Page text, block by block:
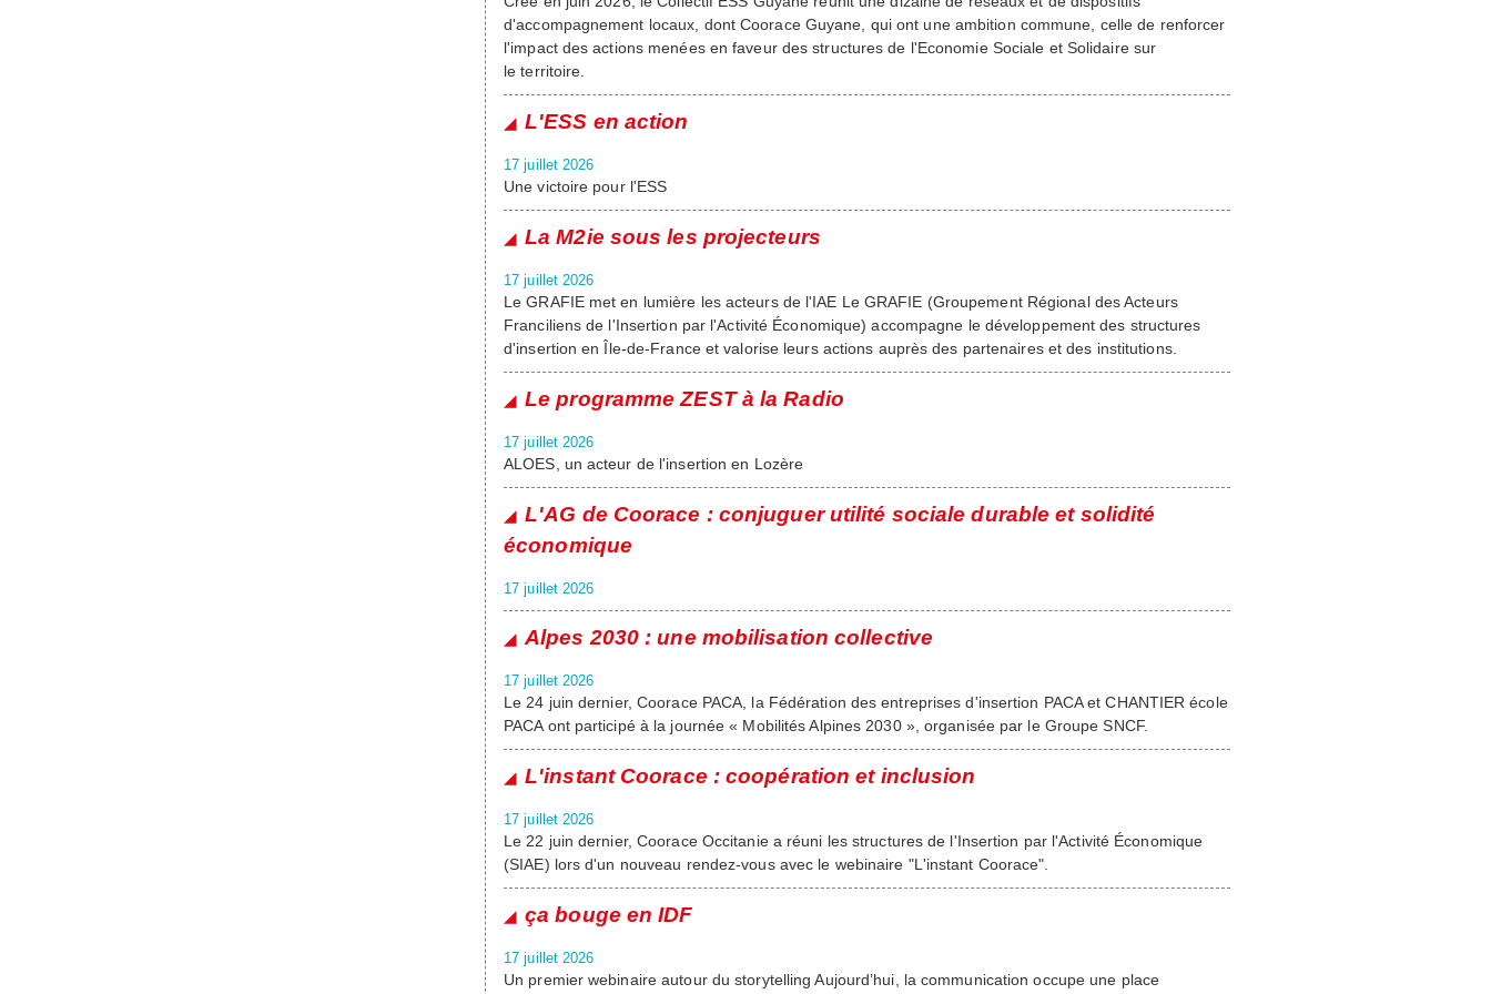
d'accompagnement locaux, dont Coorace Guyane, qui ont une ambition commune, celle de renforcer
l'impact des actions menées en faveur des structures de l'Economie Sociale et Solidaire sur
le territoire.
L'ESS en action
17 juillet 2026
Une victoire pour l'ESS
La M2ie sous les projecteurs
17 juillet 2026
Le GRAFIE met en lumière les acteurs de l'IAE Le GRAFIE (Groupement Régional des Acteurs
Franciliens de l'Insertion par l'Activité Économique) accompagne le développement des structures
d'insertion en Île-de-France et valorise leurs actions auprès des partenaires et des institutions.
Le programme ZEST à la Radio
17 juillet 2026
ALOES, un acteur de l'insertion en Lozère
L'AG de Coorace : conjuguer utilité sociale durable et solidité
économique
17 juillet 2026
Alpes 2030 : une mobilisation collective
17 juillet 2026
Le 24 juin dernier, Coorace PACA, la Fédération des entreprises d'insertion PACA et CHANTIER école
PACA ont participé à la journée « Mobilités Alpines 2030 », organisée par le Groupe SNCF.
L'instant Coorace : coopération et inclusion
17 juillet 2026
Le 22 juin dernier, Coorace Occitanie a réuni les structures de l'Insertion par l'Activité Économique
(SIAE) lors d'un nouveau rendez-vous avec le webinaire "L'instant Coorace".
ça bouge en IDF
17 juillet 2026
Un premier webinaire autour du storytelling Aujourd’hui, la communication occupe une place